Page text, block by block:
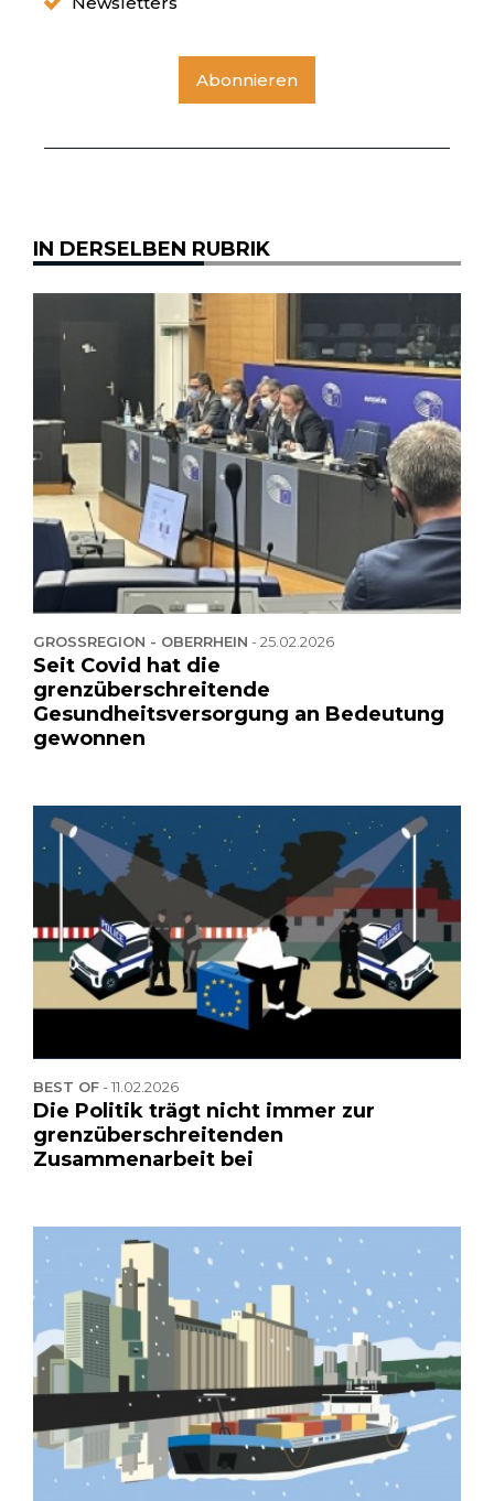
Abonnieren
IN DERSELBEN RUBRIK
GROSSREGION - OBERRHEIN -25.02.2026
Seit Covid hat die
grenzüberschreitende
Gesundheitsversorgung an Bedeutung
gewonnen
BEST OF-11.02.2026
Die Politik trägt nicht immer zur
grenzüberschreitenden
Zusammenarbeit bei